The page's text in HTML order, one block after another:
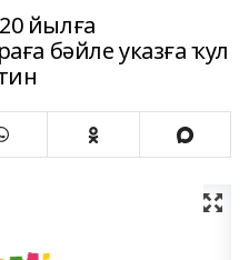
йылға
бәйле указға ҡул